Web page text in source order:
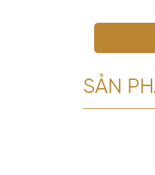
SẢN